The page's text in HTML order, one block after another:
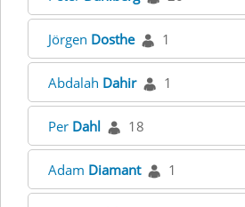
Jörgen Dosthe 1
Abdalah Dahir 1
Per Dahl 18
Adam Diamant 1